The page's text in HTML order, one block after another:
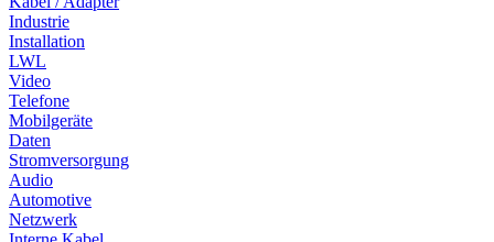
Industrie
Installation
LWL
Video
Telefone
Mobilgeräte
Daten
Stromversorgung
Audio
Automotive
Netzwerk